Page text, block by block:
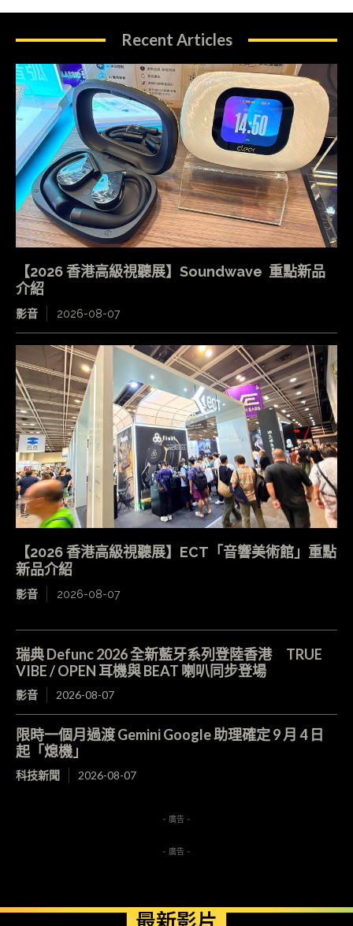
Recent Articles
【2026 香港高級視聽展】Soundwave 重點新品
介紹
影音 2026-08-07
【2026 香港高級視聽展】ECT「音響美術館」重點
新品介紹
影音 2026-08-07
瑞典 Defunc 2026 全新藍牙系列登陸香港 TRUE
VIBE / OPEN 耳機與 BEAT 喇叭同步登場
影音 2026-08-07
限時一個月過渡 Gemini Google 助理確定 9 月 4 日
起「熄機」
科技新聞 2026-08-07
- 廣告 -
- 廣告 -
最新影片